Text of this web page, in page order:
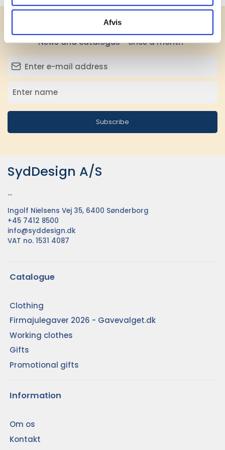
Afvis
Receive our newsletter
News and catalogue - once a month
Subscribe
SydDesign A/S
...
Ingolf Nielsens Vej 35, 6400 Sønderborg
+45 7412 8500
info@syddesign.dk
VAT no. 1531 4087
Catalogue
Clothing
Firmajulegaver 2026 - Gavevalget.dk
Working clothes
Gifts
Promotional gifts
Information
Om os
Kontakt